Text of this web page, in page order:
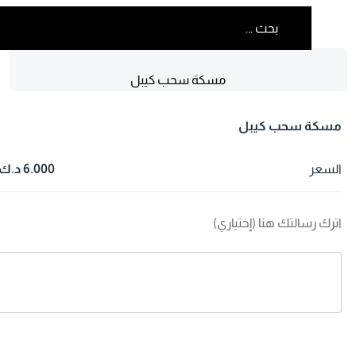
مسكة سحب كيبل
سحب كيبل
6.000 د.ك
رسالتك هنا (إختياري)